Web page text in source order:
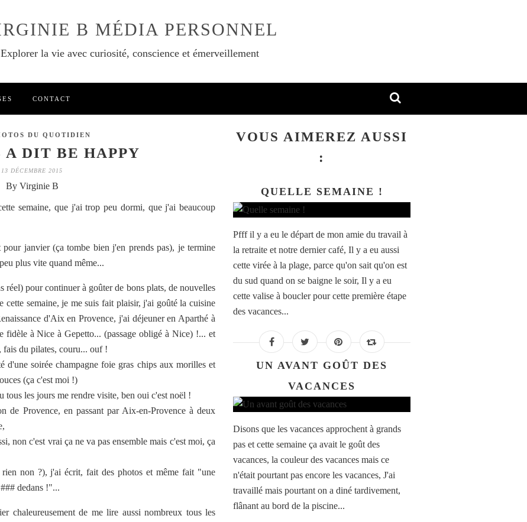
B MÉDIA PERSONNEL
Explorer la vie avec curiosité, conscience et émerveillement
CONTACT
DU QUOTIDIEN
A DIT BE HAPPY
13 DÉCEMBRE 2015
By Virginie B
semaine, que j'ai trop peu dormi, que j'ai beaucoup
janvier (ça tombe bien j'en prends pas), je termine
plus vite quand même...
réel) pour continuer à goûter de bons plats, de nouvelles
cette semaine, je me suis fait plaisir, j'ai goûté la cuisine
d'Aix en Provence, j'ai déjeuner en Aparthé à
fidèle à Nice à Gepetto... (passage obligé à Nice) !... et
fais du pilates, couru... ouf !
d'une soirée champagne foie gras chips aux morilles et
(ça c'est moi !)
tous les jours me rendre visite, ben oui c'est noël !
de Provence, en passant par Aix-en-Provence à deux
non c'est vrai ça ne va pas ensemble mais c'est moi, ça
non ?), j'ai écrit, fait des photos et même fait "une
dedans !"...
chaleureusement de me lire aussi nombreux tous les
VOUS AIMEREZ AUSSI
:
QUELLE SEMAINE !
Pfff il y a eu le départ de mon amie du travail à
la retraite et notre dernier café, Il y a eu aussi
cette virée à la plage, parce qu'on sait qu'on est
du sud quand on se baigne le soir, Il y a eu
cette valise à boucler pour cette première étape
des vacances...
UN AVANT GOÛT DES
VACANCES
Disons que les vacances approchent à grands
pas et cette semaine ça avait le goût des
vacances, la couleur des vacances mais ce
n'était pourtant pas encore les vacances, J'ai
travaillé mais pourtant on a diné tardivement,
flânant au bord de la piscine...